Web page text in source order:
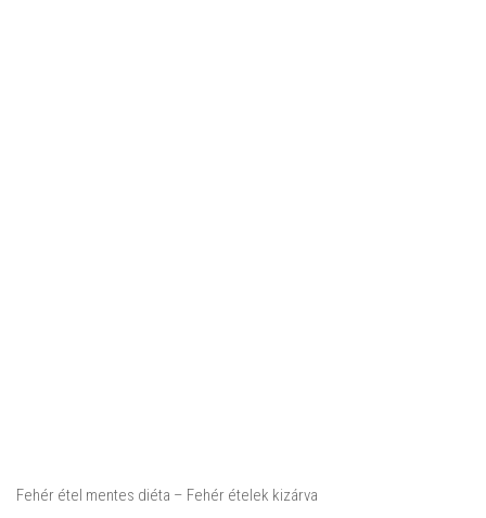
Fehér étel mentes diéta – Fehér ételek kizárva